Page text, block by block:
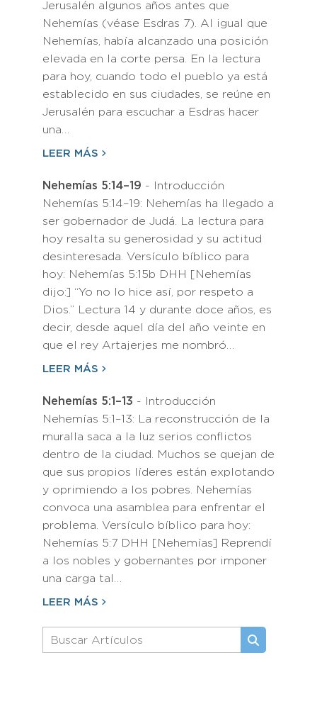
Jerusalén algunos años antes que
Nehemías (véase Esdras 7). Al igual que
Nehemías, había alcanzado una posición
elevada en la corte persa. En la lectura
para hoy, cuando todo el pueblo ya está
establecido en sus ciudades, se reúne en
Jerusalén para escuchar a Esdras hacer
una…
LEER MÁS
Nehemías 5:14–19 - Introducción
Nehemías 5:14–19: Nehemías ha llegado a
ser gobernador de Judá. La lectura para
hoy resalta su generosidad y su actitud
desinteresada. Versículo bíblico para
hoy: Nehemías 5:15b DHH [Nehemías
dijo:] “Yo no lo hice así, por respeto a
Dios.” Lectura 14 y durante doce años, es
decir, desde aquel día del año veinte en
que el rey Artajerjes me nombró…
LEER MÁS
Nehemías 5:1–13 - Introducción
Nehemías 5:1–13: La reconstrucción de la
muralla saca a la luz serios conflictos
dentro de la ciudad. Muchos se quejan de
que sus propios líderes están explotando
y oprimiendo a los pobres. Nehemías
convoca una asamblea para enfrentar el
problema. Versículo bíblico para hoy:
Nehemías 5:7 DHH [Nehemías] Reprendí
a los nobles y gobernantes por imponer
una carga tal…
LEER MÁS